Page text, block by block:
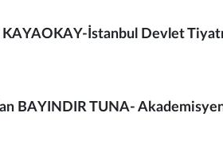
İstanbul Devlet
BAYINDIR TUNA-